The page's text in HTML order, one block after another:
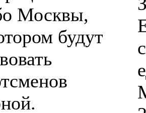
Москвы,
будут